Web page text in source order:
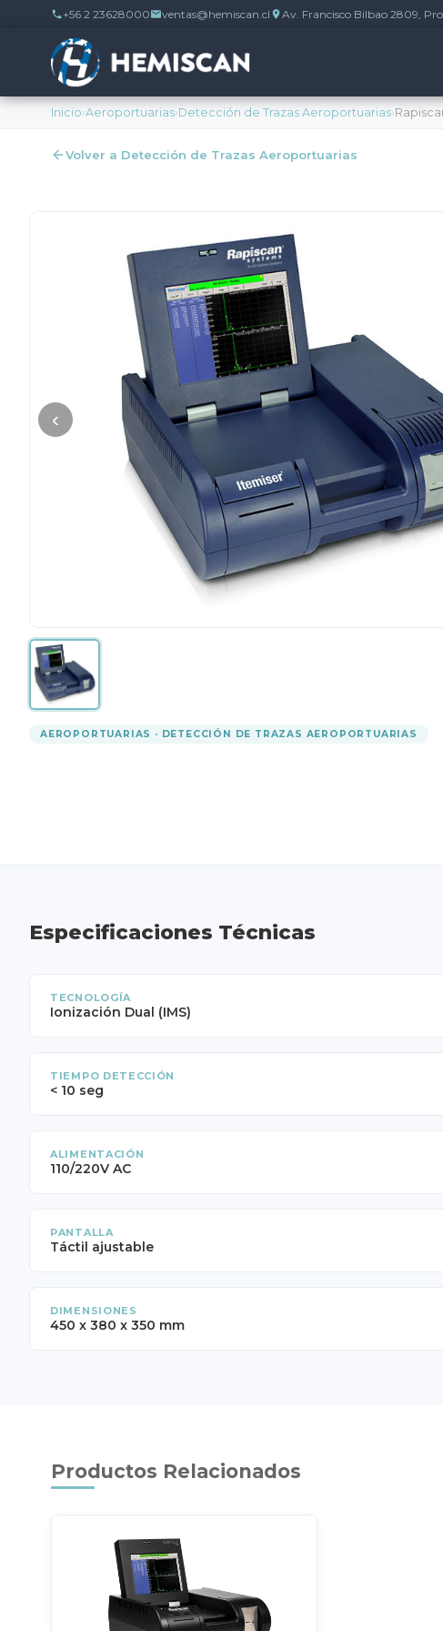
+56 2 23628000 ventas@hemiscan.cl Av. Francisco Bilbao 2809,
Inicio›Aeroportuarias›Detección de Trazas Aeroportuarias›
Volver a Detección de Trazas Aeroportuarias
‹
AEROPORTUARIAS · DETECCIÓN DE TRAZAS AEROPORTUARIAS
Especificaciones Técnicas
TECNOLOGÍA
Ionización Dual (IMS)
TIEMPO DETECCIÓN
< 10 seg
ALIMENTACIÓN
110/220V AC
PANTALLA
Táctil ajustable
DIMENSIONES
450 x 380 x 350 mm
Productos Relacionados